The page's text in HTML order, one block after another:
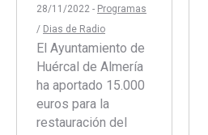
28/11/2022 - Programas
/ Dias de Radio
El Ayuntamiento de
Huércal de Almería
ha aportado 15.000
euros para la
restauración del